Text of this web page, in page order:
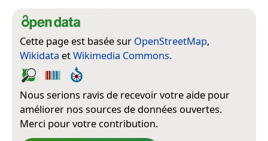
Cette page est basée sur OpenStreetMap,
Wikidata etWikimedia Commons.
Nous serions ravis de recevoir votre aide pour
améliorer nos sources de données ouvertes.
Merci pour votre contribution.